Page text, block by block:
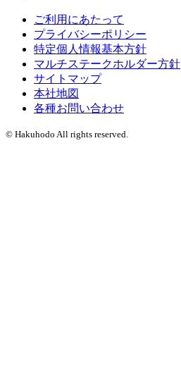
ご利用にあたって
プライバシーポリシー
特定個人情報基本方針
マルチステークホルダー方針
サイトマップ
本社地図
各種お問い合わせ
© Hakuhodo All rights reserved.